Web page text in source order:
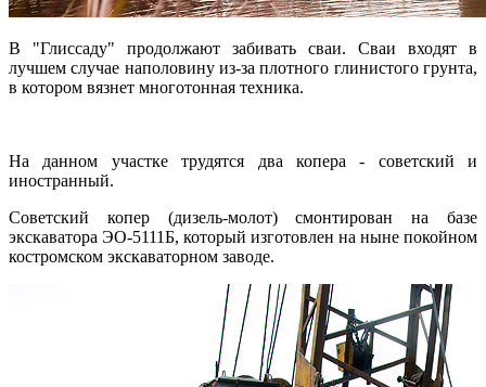
В "Глиссаду" продолжают забивать сваи. Сваи входят в
лучшем случае наполовину из-за плотного глинистого грунта,
в котором вязнет многотонная техника.
На данном участке трудятся два копера - советский и
иностранный.
Советский копер (дизель-молот) смонтирован на базе
экскаватора ЭО-5111Б, который изготовлен на ныне покойном
костромском экскаваторном заводе.